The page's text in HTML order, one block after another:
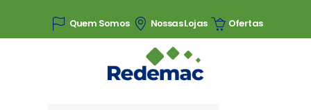
Quem Somos Nossas Lojas Ofertas